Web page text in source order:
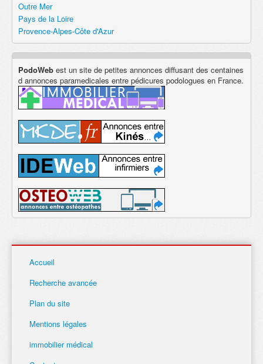
Outre Mer
Pays de la Loire
Provence-Alpes-Côte d'Azur
PodoWeb est un site de petites annonces diffusant des centaines
d annonces paramedicales entre pédicures podologues en France.
Accueil
Recherche avancée
Plan du site
Mentions légales
immobilier médical